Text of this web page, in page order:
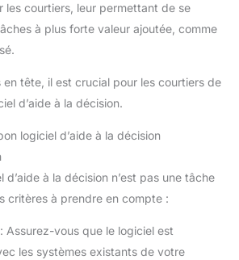
les courtiers, leur permettant de se
à plus forte valeur ajoutée, comme
tête, il est crucial pour les courtiers de
d’aide à la décision.
logiciel d’aide à la décision
d’aide à la décision n’est pas une tâche
critères à prendre en compte :
Assurez-vous que le logiciel est
les systèmes existants de votre